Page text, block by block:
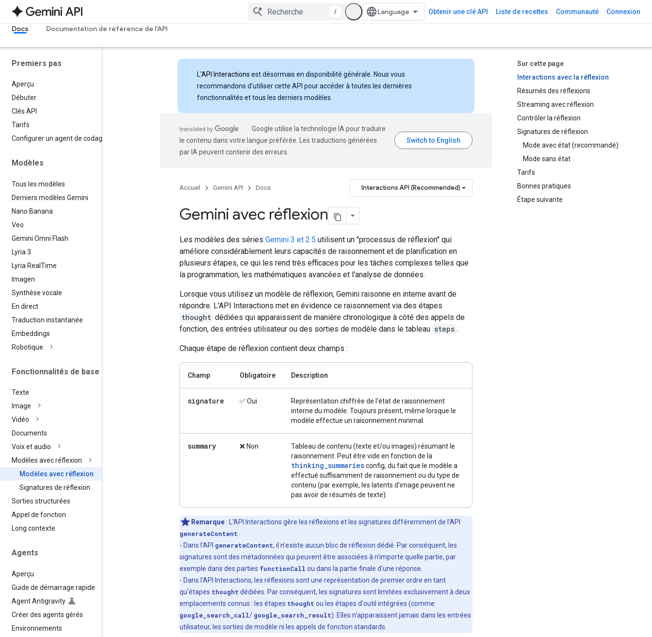
/ Obtenir une clé API Liste de recettes Communauté Connexion
Docs Documentation de référence de l'API
Premiers pas
Aperçu
Débuter
Clés API
Tarifs
Configurer un agent de codage
Modèles
Tous les modèles
Derniers modèles Gemini
Nano Banana
Veo
Gemini Omni Flash
Lyria 3
Lyria Real Time
Imagen
Synthèse vocale
En direct
Traduction instantanée
Embeddings
Robotique
Fonctionnalités de base
Texte
Image
Vidéo
Documents
Voix et audio
Modèles avec réflexion
Modèles avec réflexion
Signatures de réflexion
Sorties structurées
Appel de fonction
Long contexte
Agents
Aperçu
Guide de démarrage rapide
Agent Antigravity
Créer des agents gérés
Environnements
Sur cette page
Interactions avec la réflexion
Résumés des réflexions
Streaming avec réflexion
Contrôler la réflexion
Signatures de réflexion
Mode avec état (recommandé)
Mode sans état
Tarifs
Bonnes pratiques
Étape suivante
L'API Interactions est désormais en disponibilité générale. Nous vous
recommandons d'utiliser cette API pour accéder à toutes les dernières
fonctionnalités et tous les derniers modèles.
Google utilise la technologie IA pour traduire
le contenu dans votre langue préférée. Les traductions générées
par IA peuvent contenir des erreurs.
Accueil Gemini API Docs Interactions API (Recommended)
Gemini avec réflexion
Les modèles des séries Gemini 3 et 2.5 utilisent un "processus de réflexion" qui
améliore considérablement leurs capacités de raisonnement et de planification en
plusieurs étapes, ce qui les rend très efficaces pour les tâches complexes telles que
la programmation, les mathématiques avancées et l'analyse de données.
Lorsque vous utilisez un modèle de réflexion, Gemini raisonne en interne avant de
répondre. L'API Interactions met en évidence ce raisonnement via des étapes
thought dédiées qui apparaissent de manière chronologique à côté des appels de
fonction, des entrées utilisateur ou des sorties de modèle dans le tableau steps .
Chaque étape de réflexion contient deux champs :
Champ Obligatoire Description
signature ✅ Oui
Représentation chiffrée de l'état de raisonnement
interne du modèle. Toujours présent, même lorsque le
modèle effectue un raisonnement minimal.
summary ❌ Non
Tableau de contenu (texte et/ou images) résumant le
raisonnement. Peut être vide en fonction de la
thinking_summariesconfig, du fait que le modèle a
effectué suffisamment de raisonnement ou du type de
contenu (par exemple, les latents d'image peuvent ne
pas avoir de résumés de texte).
Remarque : L'API Interactions gère les réflexions et les signatures différemment de l'API
generateContent :
- Dans l'API generateContent, il n'existe aucun bloc de réflexion dédié. Par conséquent, les
signatures sont des métadonnées qui peuvent être associées à n'importe quelle partie, par
exemple dans des parties functionCall ou dans la partie finale d'une réponse.
- Dans l'API Interactions, les réflexions sont une représentation de premier ordre en tant
qu'étapes thought dédiées. Par conséquent, les signatures sont limitées exclusivement à deux
emplacements connus : les étapes thought ou les étapes d'outil intégrées (comme
google_search_call/ google_search_result). Elles n'apparaissent jamais dans les entrées
utilisateur, les sorties de modèle ni les appels de fonction standards.